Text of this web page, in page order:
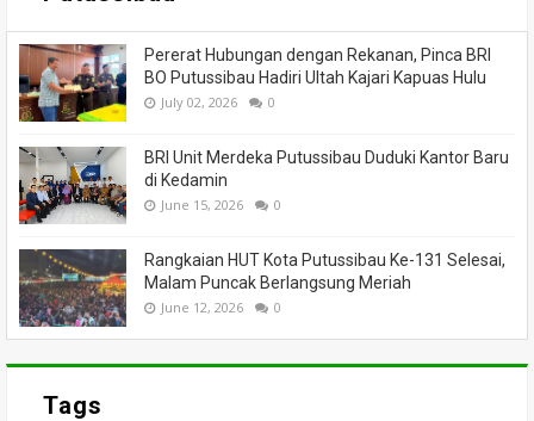
Pererat Hubungan dengan Rekanan, Pinca BRI
BO Putussibau Hadiri Ultah Kajari Kapuas Hulu
July 02, 2026 0
BRI Unit Merdeka Putussibau Duduki Kantor Baru
di Kedamin
June 15, 2026 0
Rangkaian HUT Kota Putussibau Ke-131 Selesai,
Malam Puncak Berlangsung Meriah
June 12, 2026 0
Tags